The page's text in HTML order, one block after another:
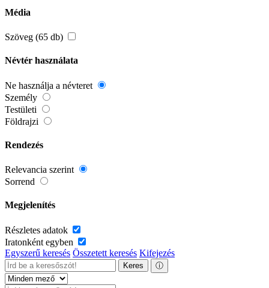
Média
Szöveg (65 db)
Névtér használata
Ne használja a névteret
Személy
Testületi
Földrajzi
Rendezés
Relevancia szerint
Sorrend
Megjelenítés
Részletes adatok
Iratonként egyben
Egyszerű keresés Összetett keresés Kifejezés
Keres ⓘ